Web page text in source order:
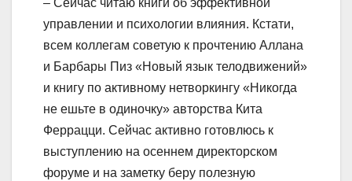
– Сейчас читаю книги об эффективной
управлении и психологии влияния. Кстати,
всем коллегам советую к прочтению Аллана
и Барбары Пиз «Новый язык телодвижений»
и книгу по активному нетворкингу «Никогда
не ешьте в одиночку» авторства Кита
Феррацци. Сейчас активно готовлюсь к
выступлению на осеннем директорском
форуме и на заметку беру полезную